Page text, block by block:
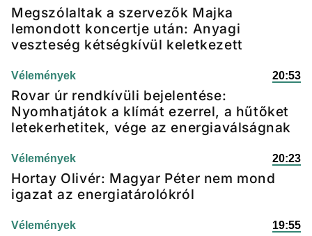
Megszólaltak a szervezők Majka
lemondott koncertje után: Anyagi
veszteség kétségkívül keletkezett
Vélemények 20:53
Rovar úr rendkívüli bejelentése:
Nyomhatjátok a klímát ezerrel, a hűtőket
letekerhetitek, vége az energiaválságnak
Vélemények 20:23
Hortay Olivér: Magyar Péter nem mond
igazat az energiatárolókról
Vélemények 19:55